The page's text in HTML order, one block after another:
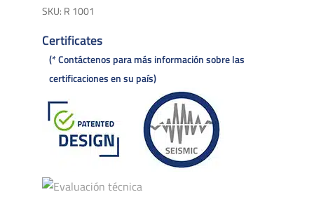
SKU: R 1001
Certificates
* Contáctenos para más información sobre las
certificaciones en su país